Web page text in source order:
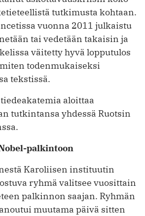
tutkimusta kohtaan.
vuonna 2011 julkaistu
tai vedetään takaisin ja
väitetty hyvä lopputulos
todenmukaiseksi
tekstissä.
aloittaa
tutkintansa yhdessä Ruotsin
palkintoon
Karoliisen instituutin
ryhmä valitsee vuosittain
palkinnon saajan. Ryhmän
muutama päivä sitten